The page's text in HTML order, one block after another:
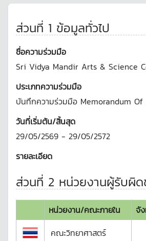
ส่วนที่ 1 ข้อมูลทั่วไป
ชื่อความร่วมมือ
Sri Vidya Mandir Arts & Science
ประเภทความร่วมมือ
บันทึกความร่วมมือ Memorandum
วันที่เริ่มต้น/สิ้นสุด
29/05/2569 - 29/05/2572
รายละเอียด
ส่วนที่ 2 หน่วยงานผู้รับผิ
หน่วยงาน/คณะภายใน
จั
คณะวิทยาศาสตร์